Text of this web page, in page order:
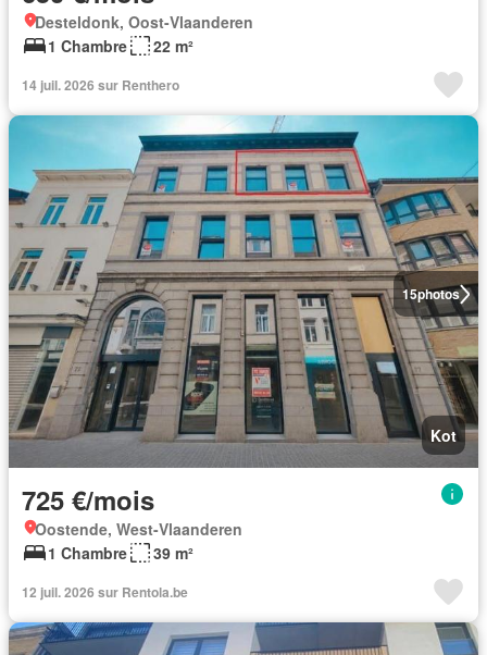
Desteldonk, Oost-Vlaanderen
1 Chambre
22 m²
14 juil. 2026 sur Renthero
15photos
Kot
725 €/mois
Oostende, West-Vlaanderen
1 Chambre
39 m²
12 juil. 2026 sur Rentola.be